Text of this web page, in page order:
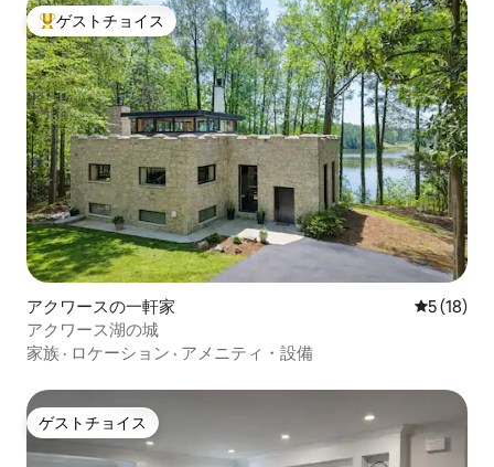
大好評のゲストチョイスです。
ゲストチョイス
アクワースの一軒家 レビュー
5 (18)
アクワース湖の城
家族 · ロケーション · アメニティ・設備
ゲストチョイス
ゲストチョイス